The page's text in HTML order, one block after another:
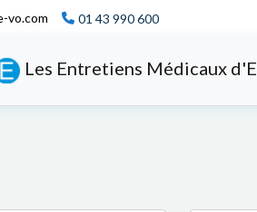
vo.com 01 43 990 600
Les Entretiens Médicaux